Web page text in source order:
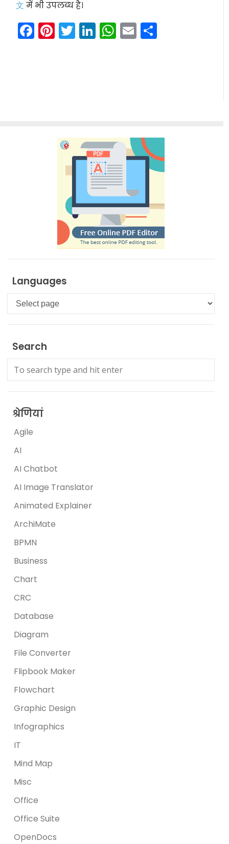
文 में भी उपलब्ध है।
Facebook
Pinterest
Twitter
LinkedIn
WhatsApp
Email
Languages
Languages
Search
श्रेणियां
Agile
AI
AI Chatbot
AI Image Translator
Animated Explainer
ArchiMate
BPMN
Business
Chart
CRC
Database
Diagram
File Converter
Flipbook Maker
Flowchart
Graphic Design
Infographics
IT
Mind Map
Misc
Office
Office Suite
OpenDocs